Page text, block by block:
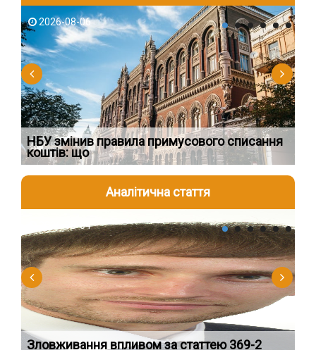
2026-08-06
НБУ змінив правила примусового списання
коштів: що
Аналітична стаття
2026-08-04
Зловживання впливом за статтею 369-2